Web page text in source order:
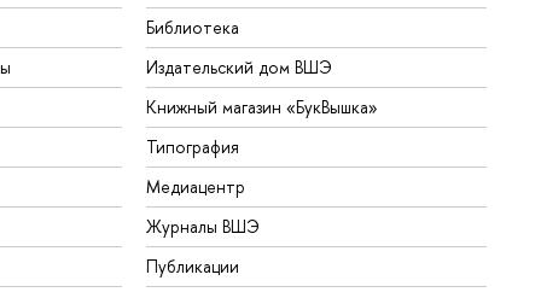
Библиотека
Издательский дом ВШЭ
Книжный магазин «БукВышка»
Типография
Медиацентр
Журналы ВШЭ
Публикации